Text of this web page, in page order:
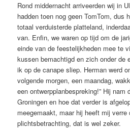
Rond middernacht arriveerden wij in
hadden toen nog geen TomTom, dus
totaal verduisterde platteland,
van. Enfin, we waren op tijd om de
einde van de feestelijkheden mee te
kussen bemachtigd en zich onder de
ik op de canape sliep. Herman werd
volgende morgen, een maandag,
een ontwerpplanbespreking!” Hij nam
Groningen en hoe dat verder is
meegemaakt, maar hij heeft mij verre
plichtsbetrachting, dat is wel zeker.